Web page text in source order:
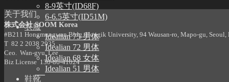
8-9英寸(ID68F)
6-6.5英寸(ID51M)
衣服
Idealian 75 男体
Idealian 72 男体
Idealian 68 女体
Idealian 51 男体
鞋靴
关于我们
株式会社 SOOM Korea
#B211 Hongmungwan Bldg, Hongik University, 94 Wausan-ro, Mapo-gu, Seoul,
T 82 2 2038 2935
Ceo. Wan-gyu, Lee
Biz License 130-86-41024